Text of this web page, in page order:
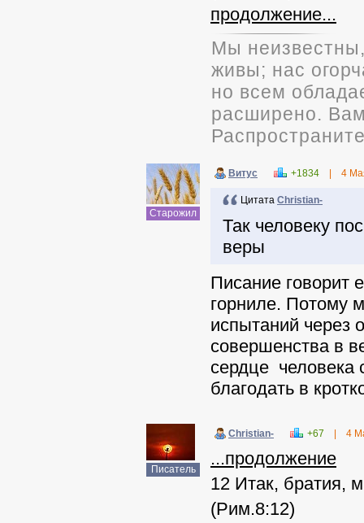
продолжение...
Мы
живы; нас
но всем
расширено.
Старожил
Витус +1834 4
Цитата Christian-
Так человеку
веры
Писание говорит
горниле. Потому
испытаний через
совершенства в
сердце человека
благодать в
Писатель
Christian- +67 4
...продолжение
12 Итак, братия,
(Рим.8:12)